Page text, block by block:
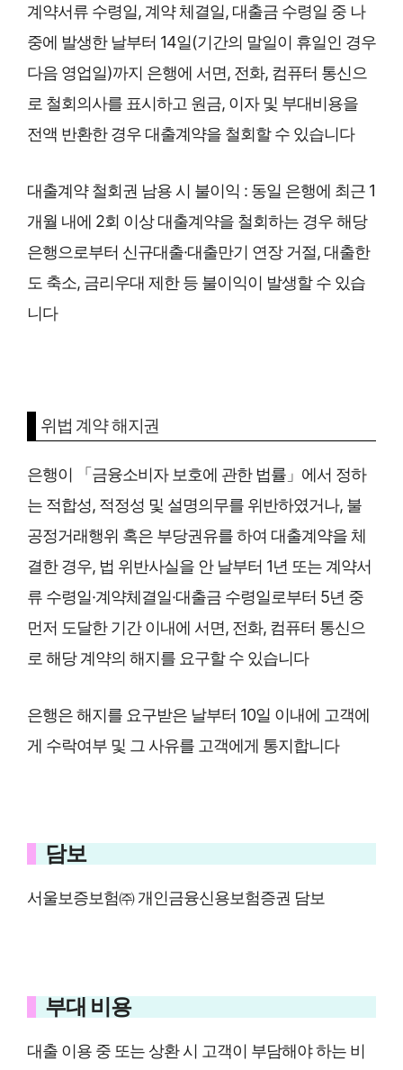
계약서류 수령일, 계약 체결일, 대출금 수령일 중 나
중에 발생한 날부터 14일(기간의 말일이 휴일인 경우
다음 영업일)까지 은행에 서면, 전화, 컴퓨터 통신으
로 철회의사를 표시하고 원금, 이자 및 부대비용을
전액 반환한 경우 대출계약을 철회할 수 있습니다
대출계약 철회권 남용 시 불이익 : 동일 은행에 최근 1
개월 내에 2회 이상 대출계약을 철회하는 경우 해당
은행으로부터 신규대출·대출만기 연장 거절, 대출한
도 축소, 금리우대 제한 등 불이익이 발생할 수 있습
니다
위법 계약 해지권
은행이 「금융소비자 보호에 관한 법률」에서 정하
는 적합성, 적정성 및 설명의무를 위반하였거나, 불
공정거래행위 혹은 부당권유를 하여 대출계약을 체
결한 경우, 법 위반사실을 안 날부터 1년 또는 계약서
류 수령일·계약체결일·대출금 수령일로부터 5년 중
먼저 도달한 기간 이내에 서면, 전화, 컴퓨터 통신으
로 해당 계약의 해지를 요구할 수 있습니다
은행은 해지를 요구받은 날부터 10일 이내에 고객에
게 수락여부 및 그 사유를 고객에게 통지합니다
담보
서울보증보험㈜ 개인금융신용보험증권 담보
부대 비용
대출 이용 중 또는 상환 시 고객이 부담해야 하는 비